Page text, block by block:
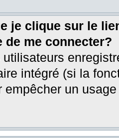
je clique sur le
de me connecter?
intégré (si la
empêcher un